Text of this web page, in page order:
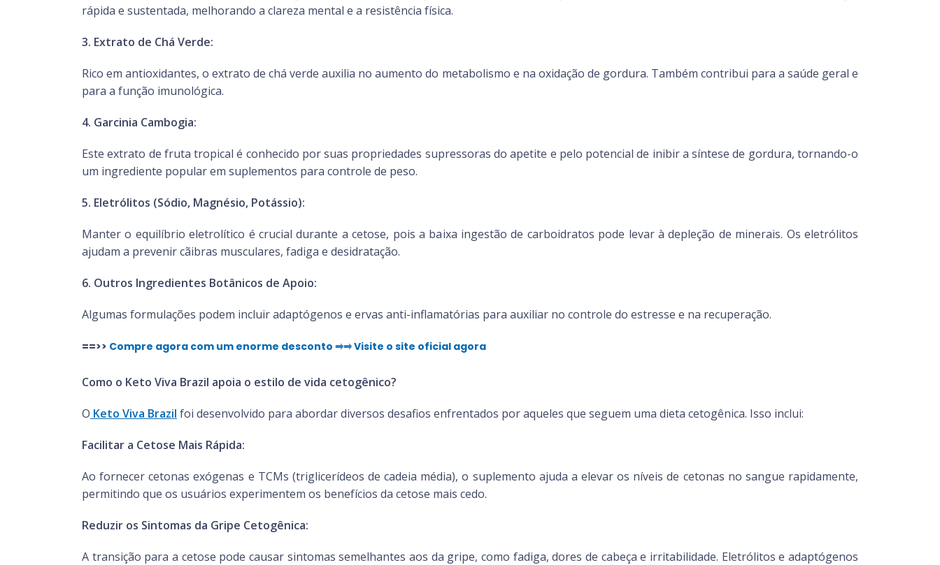
rápida e sustentada, melhorando a clareza mental e a resistência física.
3. Extrato de Chá Verde:
Rico em antioxidantes, o extrato de chá verde auxilia no aumento do metabolismo e na oxidação de gordura. Também contribui para a saúde geral e
para a função imunológica.
4. Garcinia Cambogia:
Este extrato de fruta tropical é conhecido por suas propriedades supressoras do apetite e pelo potencial de inibir a síntese de gordura, tornando-o
um ingrediente popular em suplementos para controle de peso.
5. Eletrólitos (Sódio, Magnésio, Potássio):
Manter o equilíbrio eletrolítico é crucial durante a cetose, pois a baixa ingestão de carboidratos pode levar à depleção de minerais. Os eletrólitos
ajudam a prevenir cãibras musculares, fadiga e desidratação.
6. Outros Ingredientes Botânicos de Apoio:
Algumas formulações podem incluir adaptógenos e ervas anti-inflamatórias para auxiliar no controle do estresse e na recuperação.
==>> Compre agora com um enorme desconto ⥤⥤ Visite o site oficial agora
Como o Keto Viva Brazil apoia o estilo de vida cetogênico?
O Keto Viva Brazil foi desenvolvido para abordar diversos desafios enfrentados por aqueles que seguem uma dieta cetogênica. Isso inclui:
Facilitar a Cetose Mais Rápida:
Ao fornecer cetonas exógenas e TCMs (triglicerídeos de cadeia média), o suplemento ajuda a elevar os níveis de cetonas no sangue rapidamente,
permitindo que os usuários experimentem os benefícios da cetose mais cedo.
Reduzir os Sintomas da Gripe Cetogênica:
A transição para a cetose pode causar sintomas semelhantes aos da gripe, como fadiga, dores de cabeça e irritabilidade. Eletrólitos e adaptógenos